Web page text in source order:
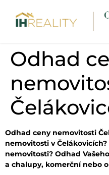
Odhad
Odhad ceny nemovitosti
nemovitosti v
nemovitosti? Odhad
a chalupy, komerční nebo